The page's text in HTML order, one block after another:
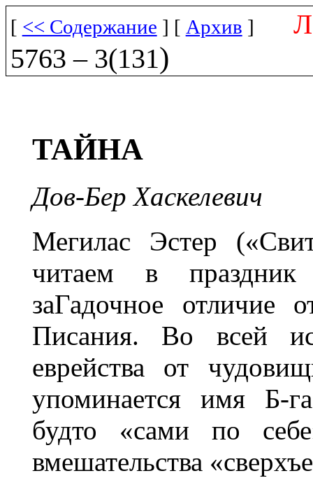
[ << Содержание ] [ Архив ]
5763 – 3(131)
ТАЙНА
Дов-Бер Хаскелевич
Мегилас Эстер
читаем в
заГадочное отличие
Писания. Во всей
еврейства от
упоминается имя Б-
будто «сами по
вмешательства